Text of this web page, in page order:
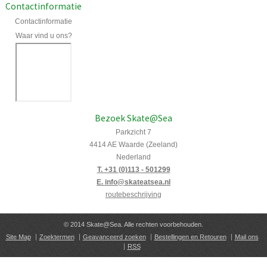
Contactinformatie
Contactinformatie
Waar vind u ons?
Bezoek Skate@Sea
Parkzicht 7
4414 AE Waarde (Zeeland)
Nederland
T. +31 (0)113 - 501299
E. info@skateatsea.nl
routebeschrijving
© 2014 Skate@Sea. Alle rechten voorbehouden.
Site Map
Zoektermen Geavanceerd zoeken Bestellingen en Retouren
Mail ons
RSS